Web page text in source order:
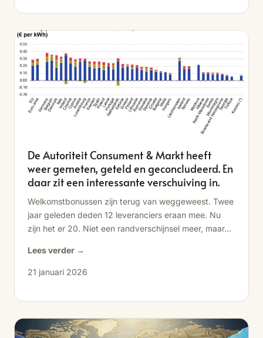
De Autoriteit Consument & Markt heeft
weer gemeten, geteld en geconcludeerd. En
daar zit een interessante verschuiving in.
Welkomstbonussen zijn terug van weggeweest. Twee
jaar geleden deden 12 leveranciers eraan mee. Nu
zijn het er 20. Niet een randverschijnsel meer, maar...
Lees verder →
21 januari 2026